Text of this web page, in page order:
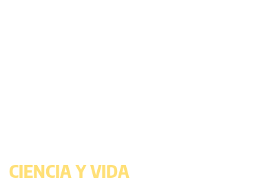
CIENCIA Y VIDA